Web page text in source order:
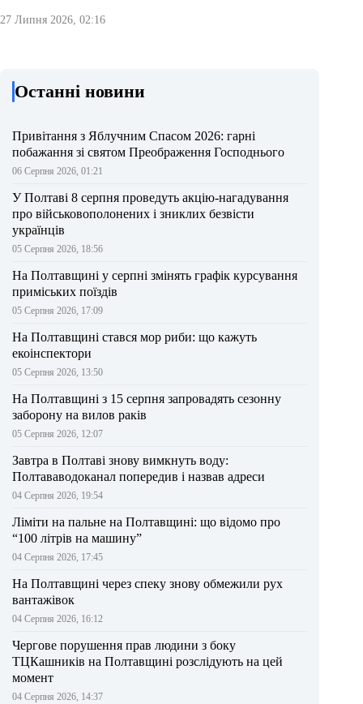
27 Липня 2026, 02:16
Останні новини
Привітання з Яблучним Спасом 2026: гарні
побажання зі святом Преображення Господнього
06 Серпня 2026, 01:21
У Полтаві 8 серпня проведуть акцію-нагадування
про військовополонених і зниклих безвісти
українців
05 Серпня 2026, 18:56
На Полтавщині у серпні змінять графік курсування
приміських поїздів
05 Серпня 2026, 17:09
На Полтавщині стався мор риби: що кажуть
екоінспектори
05 Серпня 2026, 13:50
На Полтавщині з 15 серпня запровадять сезонну
заборону на вилов раків
05 Серпня 2026, 12:07
Завтра в Полтаві знову вимкнуть воду:
Полтававодоканал попередив і назвав адреси
04 Серпня 2026, 19:54
Ліміти на пальне на Полтавщині: що відомо про
“100 літрів на машину”
04 Серпня 2026, 17:45
На Полтавщині через спеку знову обмежили рух
вантажівок
04 Серпня 2026, 16:12
Чергове порушення прав людини з боку
ТЦКашників на Полтавщині розслідують на цей
момент
04 Серпня 2026, 14:37